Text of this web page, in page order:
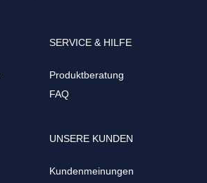
SERVICE & HILFE
Produktberatung
FAQ
UNSERE KUNDEN
Kundenmeinungen